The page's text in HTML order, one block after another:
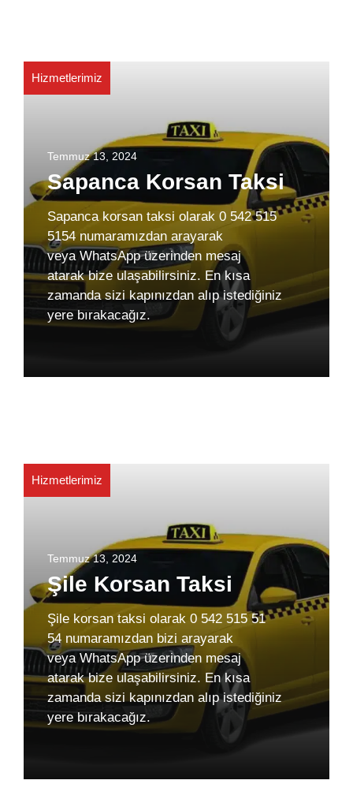
Hizmetlerimiz
Temmuz 13, 2024
Sapanca Korsan Taksi
Sapanca korsan taksi olarak 0 542 515
5154 numaramızdan arayarak
veya WhatsApp üzerinden mesaj
atarak bize ulaşabilirsiniz. En kısa
zamanda sizi kapınızdan alıp istediğiniz
yere bırakacağız.
Hizmetlerimiz
Temmuz 13, 2024
Şile Korsan Taksi
Şile korsan taksi olarak 0 542 515 51
54 numaramızdan bizi arayarak
veya WhatsApp üzerinden mesaj
atarak bize ulaşabilirsiniz. En kısa
zamanda sizi kapınızdan alıp istediğiniz
yere bırakacağız.